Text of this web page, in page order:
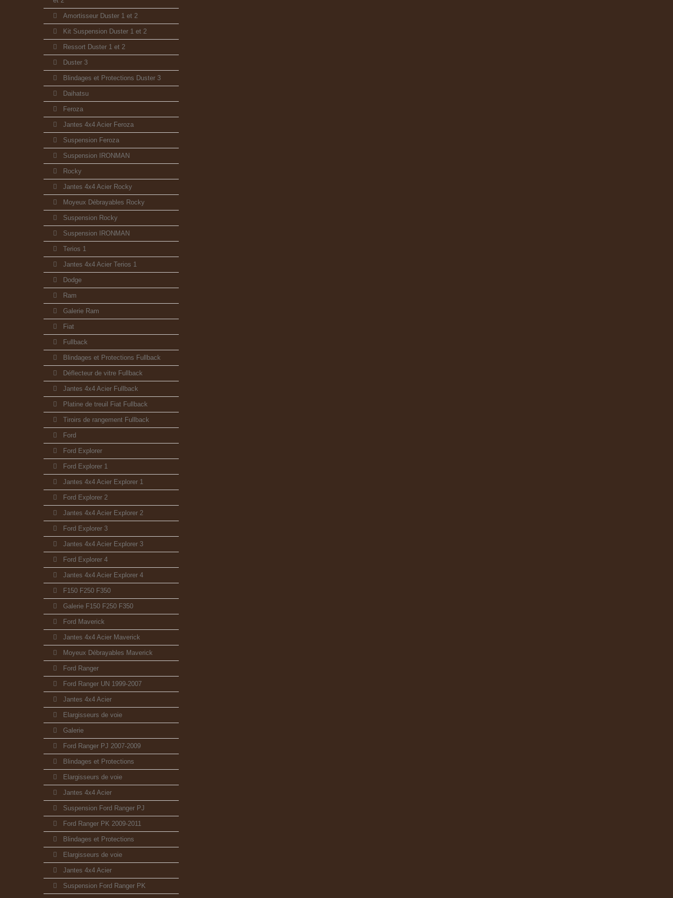
Amortisseur Duster 1 et 2
Kit Suspension Duster 1 et 2
Ressort Duster 1 et 2
Duster 3
Blindages et Protections Duster 3
Daihatsu
Feroza
Jantes 4x4 Acier Feroza
Suspension Feroza
Suspension IRONMAN
Rocky
Jantes 4x4 Acier Rocky
Moyeux Débrayables Rocky
Suspension Rocky
Suspension IRONMAN
Terios 1
Jantes 4x4 Acier Terios 1
Dodge
Ram
Galerie Ram
Fiat
Fullback
Blindages et Protections Fullback
Déflecteur de vitre Fullback
Jantes 4x4 Acier Fullback
Platine de treuil Fiat Fullback
Tiroirs de rangement Fullback
Ford
Ford Explorer
Ford Explorer 1
Jantes 4x4 Acier Explorer 1
Ford Explorer 2
Jantes 4x4 Acier Explorer 2
Ford Explorer 3
Jantes 4x4 Acier Explorer 3
Ford Explorer 4
Jantes 4x4 Acier Explorer 4
F150 F250 F350
Galerie F150 F250 F350
Ford Maverick
Jantes 4x4 Acier Maverick
Moyeux Débrayables Maverick
Ford Ranger
Ford Ranger UN 1999-2007
Jantes 4x4 Acier
Elargisseurs de voie
Galerie
Ford Ranger PJ 2007-2009
Blindages et Protections
Elargisseurs de voie
Jantes 4x4 Acier
Suspension Ford Ranger PJ
Ford Ranger PK 2009-2011
Blindages et Protections
Elargisseurs de voie
Jantes 4x4 Acier
Suspension Ford Ranger PK